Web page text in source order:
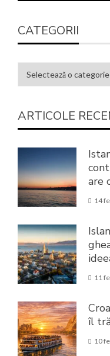
CATEGORII
ARTICOLE
are
14
11
îl
10